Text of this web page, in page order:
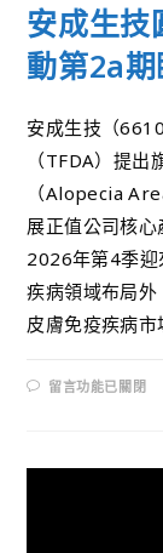
安成生技
動第2a
安成生技（
（TFDA）提
（Alopecia
展正值公司核
2026年第4季迎
疾病領域布局
皮膚免疫疾病市
留言功能已關閉